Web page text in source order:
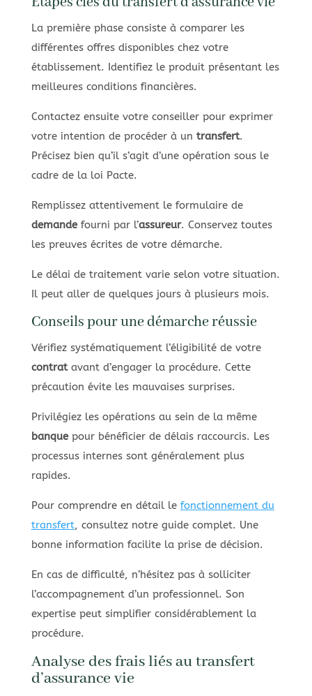
La première phase consiste à comparer les
différentes offres disponibles chez votre
établissement. Identifiez le produit présentant les
meilleures conditions financières.
Contactez ensuite votre conseiller pour exprimer
votre intention de procéder à un transfert.
Précisez bien qu’il s’agit d’une opération sous le
cadre de la loi Pacte.
Remplissez attentivement le formulaire de
demandefourni par l’assureur. Conservez toutes
les preuves écrites de votre démarche.
Le délai de traitement varie selon votre situation.
Il peut aller de quelques jours à plusieurs mois.
Conseils pour une démarche réussie
Vérifiez systématiquement l’éligibilité de votre
contratavant d’engager la procédure. Cette
précaution évite les mauvaises surprises.
Privilégiez les opérations au sein de la même
banquepour bénéficier de délais raccourcis. Les
processus internes sont généralement plus
rapides.
Pour comprendre en détail le fonctionnement du
transfert, consultez notre guide complet. Une
bonne information facilite la prise de décision.
En cas de difficulté, n’hésitez pas à solliciter
l’accompagnement d’un professionnel. Son
expertise peut simplifier considérablement la
procédure.
Analyse des frais liés au transfert
d’assurance vie